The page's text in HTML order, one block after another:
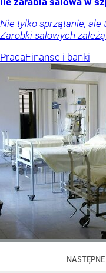
Nie tylko sprzątanie,
Zarobki salowych
PracaFinanse i banki